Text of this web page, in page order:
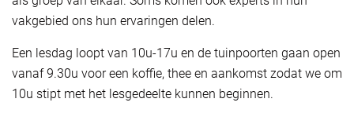
vakgebied ons hun ervaringen delen.
Een lesdag loopt van 10u-17u en de tuinpoorten gaan open
vanaf 9.30u voor een koffie, thee en aankomst zodat we om
10u stipt met het lesgedeelte kunnen beginnen.